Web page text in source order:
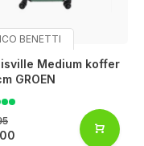
BENETTI
Medium koffer
GROEN